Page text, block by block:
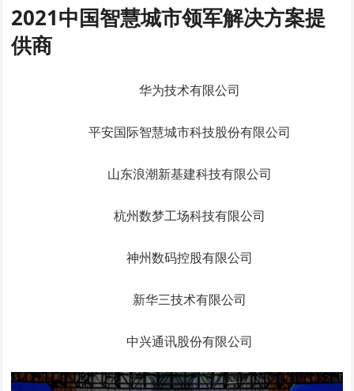
2021中国智慧城市领军解决方案提
供商
华为技术有限公司
平安国际智慧城市科技股份有限公司
山东浪潮新基建科技有限公司
杭州数梦工场科技有限公司
神州数码控股有限公司
新华三技术有限公司
中兴通讯股份有限公司